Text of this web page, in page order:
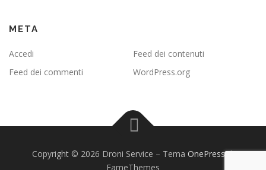
META
Accedi
Feed dei contenuti
Feed dei commenti
WordPress.org
Copyright © 2026 Droni Service – Tema OnePressdi
FameThemes